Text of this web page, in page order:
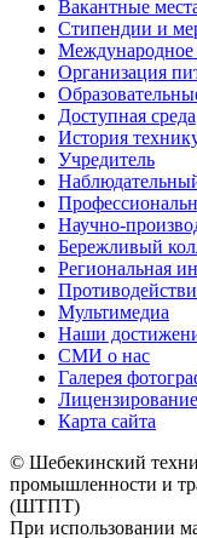
Вакантные
Стипендии и
Международное
Организация
Доступная среда
История
Учредитель
Научно-
Бережливый
Региональная
Мультимедиа
Наши
СМИ о нас
Галерея
Карта сайта
© Шебекинский
промышленности и
(ШТПТ)
При использовании